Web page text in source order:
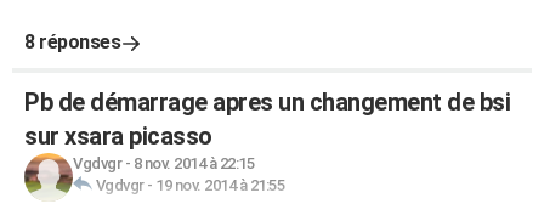
8 réponses
Pb de démarrage apres un changement de bsi
sur xsara picasso
Vgdvgr- 8 nov. 2014 à 22:15
Vgdvgr- 19 nov. 2014 à 21:55